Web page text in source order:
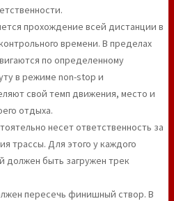
прохождение всей дистанции в
времени. В пределах
по определенному
в режиме non-stop и
свой темп движения, место и
отдыха.
несет ответственность за
трассы. Для этого у каждого
должен быть загружен трек
пересечь финишный створ. В